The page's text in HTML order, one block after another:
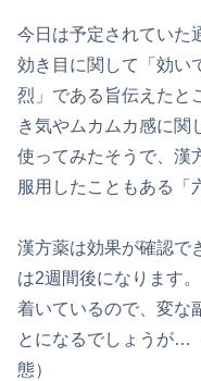
今日は予定されてい
効き目に関して「効い
烈」である旨伝えた
き気やムカムカ感に関
使ってみたそうで、
服用したこともある「
漢方薬は効果が確認で
は2週間後になります
着いているので、変な
とになるでしょうが…
態）